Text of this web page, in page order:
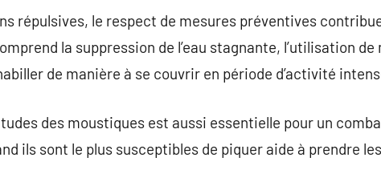
répulsives, le respect de mesures préventives
la suppression de l’eau stagnante, l’utilisation
de manière à se couvrir en période d’activité
des moustiques est aussi essentielle pour un
ils sont le plus susceptibles de piquer aide à prendre